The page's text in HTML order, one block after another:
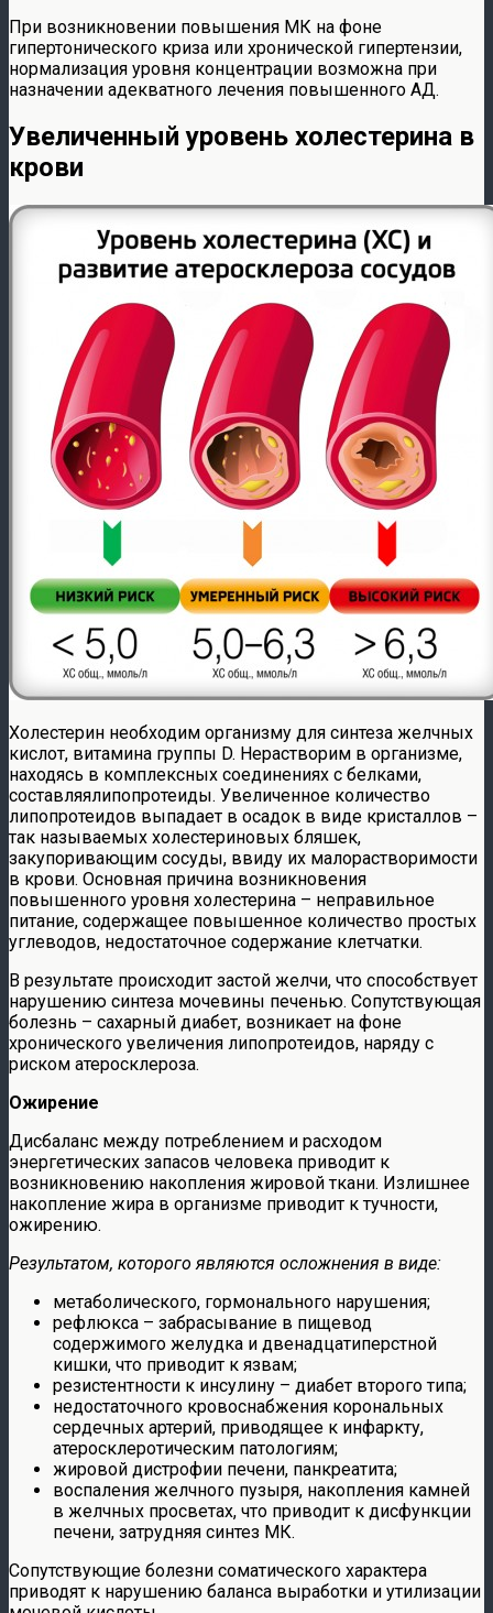
При возникновении повышения МК на фоне
гипертонического криза или хронической гипертензии,
нормализация уровня концентрации возможна при
назначении адекватного лечения повышенного АД.
Увеличенный уровень холестерина в
крови
Холестерин необходим организму для синтеза желчных
кислот, витамина группы D. Нерастворим в организме,
находясь в комплексных соединениях с белками,
составляялипопротеиды. Увеличенное количество
липопротеидов выпадает в осадок в виде кристаллов –
так называемых холестериновых бляшек,
закупоривающим сосуды, ввиду их малорастворимости
в крови. Основная причина возникновения
повышенного уровня холестерина – неправильное
питание, содержащее повышенное количество простых
углеводов, недостаточное содержание клетчатки.
В результате происходит застой желчи, что способствует
нарушению синтеза мочевины печенью. Сопутствующая
болезнь – сахарный диабет, возникает на фоне
хронического увеличения липопротеидов, наряду с
риском атеросклероза.
Ожирение
Дисбаланс между потреблением и расходом
энергетических запасов человека приводит к
возникновению накопления жировой ткани. Излишнее
накопление жира в организме приводит к тучности,
ожирению.
Результатом, которого являются осложнения в виде:
метаболического, гормонального нарушения;
рефлюкса – забрасывание в пищевод
содержимого желудка и двенадцатиперстной
кишки, что приводит к язвам;
резистентности к инсулину – диабет второго типа;
недостаточного кровоснабжения корональных
сердечных артерий, приводящее к инфаркту,
атеросклеротическим патологиям;
жировой дистрофии печени, панкреатита;
воспаления желчного пузыря, накопления камней
в желчных просветах, что приводит к дисфункции
печени, затрудняя синтез МК.
Сопутствующие болезни соматического характера
приводят к нарушению баланса выработки и утилизации